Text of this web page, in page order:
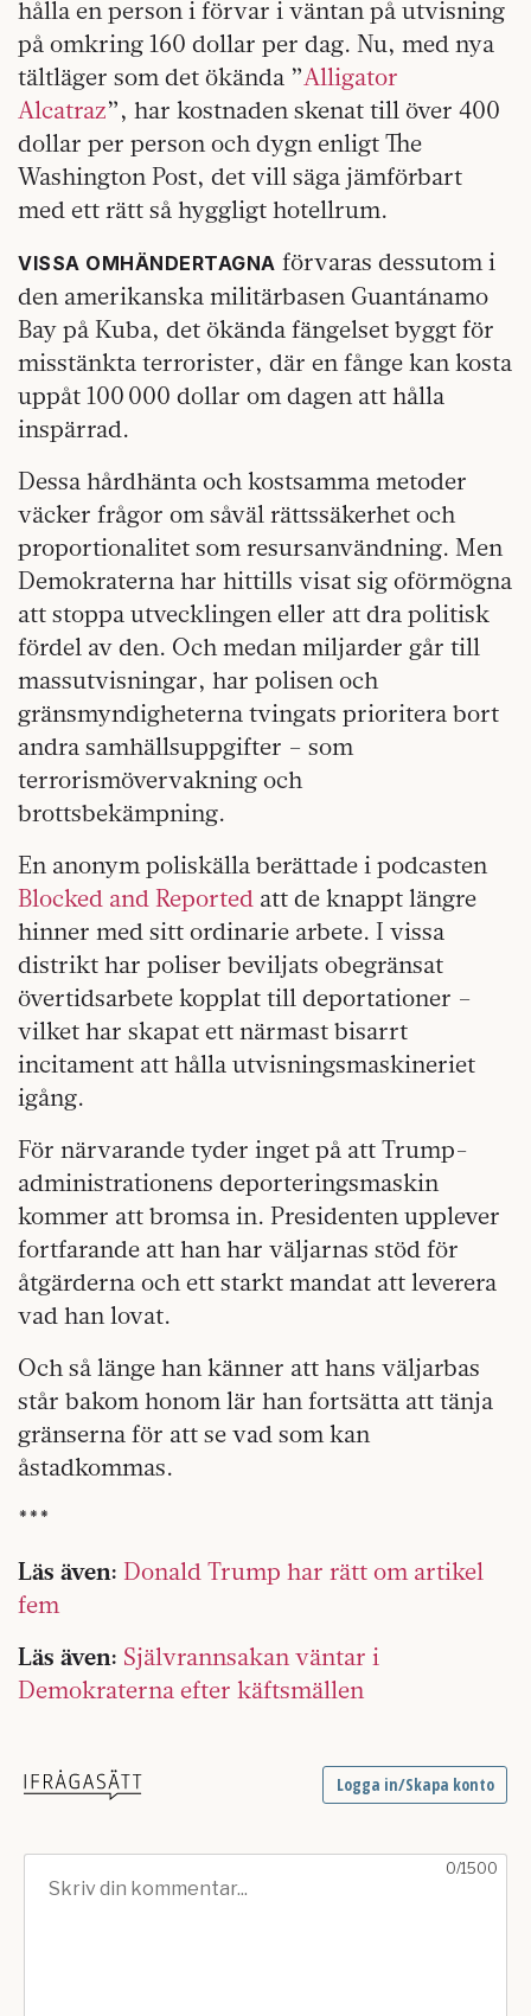
hålla en person i förvar i väntan på utvisning
på omkring 160 dollar per dag. Nu, med nya
tältläger som det ökända ”Alligator
Alcatraz”, har kostnaden skenat till över 400
dollar per person och dygn enligt The
Washington Post, det vill säga jämförbart
med ett rätt så hyggligt hotellrum.
VISSA OMHÄNDERTAGNA förvaras dessutom i
den amerikanska militärbasen Guantánamo
Bay på Kuba, det ökända fängelset byggt för
misstänkta terrorister, där en fånge kan kosta
uppåt 100 000 dollar om dagen att hålla
inspärrad.
Dessa hårdhänta och kostsamma metoder
väcker frågor om såväl rättssäkerhet och
proportionalitet som resursanvändning. Men
Demokraterna har hittills visat sig oförmögna
att stoppa utvecklingen eller att dra politisk
fördel av den. Och medan miljarder går till
massutvisningar, har polisen och
gränsmyndigheterna tvingats prioritera bort
andra samhällsuppgifter – som
terrorismövervakning och
brottsbekämpning.
En anonym poliskälla berättade i podcasten
Blocked and Reported att de knappt längre
hinner med sitt ordinarie arbete. I vissa
distrikt har poliser beviljats obegränsat
övertidsarbete kopplat till deportationer –
vilket har skapat ett närmast bisarrt
incitament att hålla utvisningsmaskineriet
igång.
För närvarande tyder inget på att Trump-
administrationens deporteringsmaskin
kommer att bromsa in. Presidenten upplever
fortfarande att han har väljarnas stöd för
åtgärderna och ett starkt mandat att leverera
vad han lovat.
Och så länge han känner att hans väljarbas
står bakom honom lär han fortsätta att tänja
gränserna för att se vad som kan
åstadkommas.
***
Läs även: Donald Trump har rätt om artikel
fem
Läs även: Självrannsakan väntar i
Demokraterna efter käftsmällen